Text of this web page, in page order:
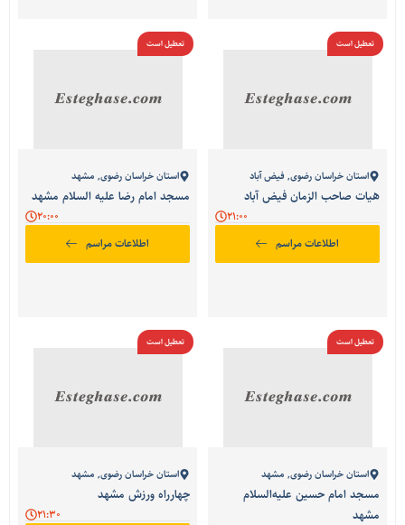
تعطیل است
استان خراسان رضوی,فیض آباد
هیات صاحب الزمان فیض آباد
اطلاعات مراسم
تعطیل است
استان خراسان رضوی,مشهد
مسجد امام رضا علیه السلام مشهد
اطلاعات مراسم
تعطیل است
استان خراسان رضوی,مشهد
مسجد امام حسین علیه‌السلام
مشهد
تعطیل است
استان خراسان رضوی,مشهد
چهارراه ورزش مشهد